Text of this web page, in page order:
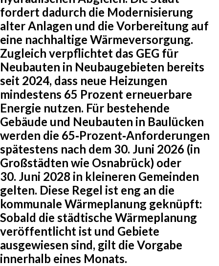
fordert dadurch die Modernisierung
alter Anlagen und die Vorbereitung auf
eine nachhaltige Wärmeversorgung.
Zugleich verpflichtet das GEG für
Neubauten in Neubaugebieten bereits
seit 2024, dass neue Heizungen
mindestens 65 Prozent erneuerbare
Energie nutzen. Für bestehende
Gebäude und Neubauten in Baulücken
werden die 65‑Prozent‑Anforderungen
spätestens nach dem 30. Juni 2026 (in
Großstädten wie Osnabrück) oder
30. Juni 2028 in kleineren Gemeinden
gelten. Diese Regel ist eng an die
kommunale Wärmeplanung geknüpft:
Sobald die städtische Wärmeplanung
veröffentlicht ist und Gebiete
ausgewiesen sind, gilt die Vorgabe
innerhalb eines Monats.